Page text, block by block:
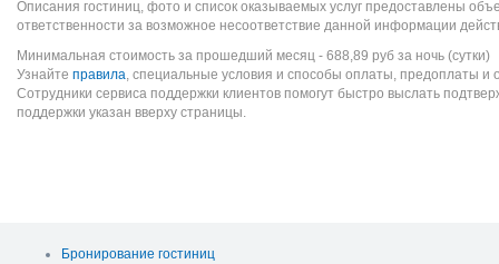
Описания гостиниц, фото и список оказываемых услуг предоставлены
ответственности за возможное несоответствие данной информации
Минимальная стоимость за прошедший месяц - 688,89 руб за ночь (сутки)
Узнайте правила, специальные условия и способы оплаты, предоплаты и
Сотрудники сервиса поддержки клиентов помогут быстро выслать
поддержки указан вверху страницы.
Бронирование гостиниц